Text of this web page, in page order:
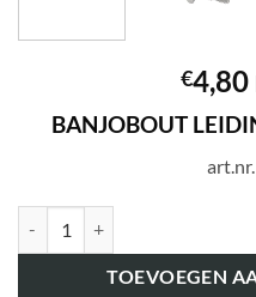
€4,80
BANJOBOUT
TOEVOEGEN